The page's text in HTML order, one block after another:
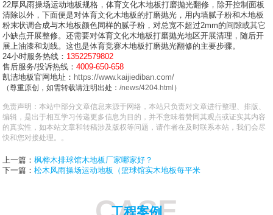
22厚风雨操场运动地板规格，体育文化木地板打磨抛光翻修，除开控制面板
清除以外，下面便是对体育文化木地板的打磨抛光，用内墙腻子粉和木地板
粉末状调合成与木地板颜色同样的腻子粉，对总宽不超过2mm的间隙或其它
小缺点开展整修。还需要对体育文化木地板打磨抛光地区开展清理，随后开
展上油漆和划线。这也是体育竞赛木地板打磨抛光翻修的主要步骤。
24小时服务热线： 13522579802
售后服务/投诉热线：4009-650-658
凯洁地板官网地址： https://www.kaijiediban.com/
（尊重原创，如需转载请注明出处：/news/4204.html ）
免责声明：本站中部分文章信息来源于网络，本站只负责对文章进行整理、排版、
编辑，是出于相互学习传递更多信息为目的，并不意味着赞同其观点或证实其内容
的真实性，如本站文章和转稿涉及版权等问题，请作者在及时联系本站，我们会尽
快和您对接处理。。
上一篇：枫桦木排球馆木地板厂家哪家好？
下一篇：松木风雨操场运动地板（篮球馆实木地板每平米
工程案例